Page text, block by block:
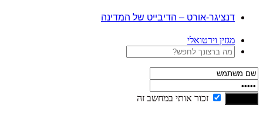
דנציגר-אורט – הדיבייט של המדינה
מגזין וירטואלי
זכור אותי במחשב זה